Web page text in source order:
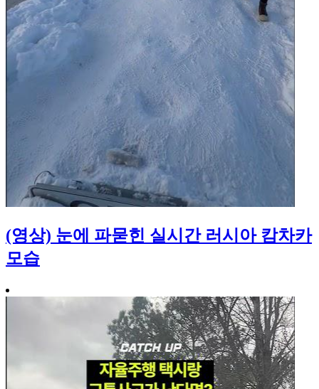
(영상) 눈에 파묻힌 실시간 러시아 캄차카
모습